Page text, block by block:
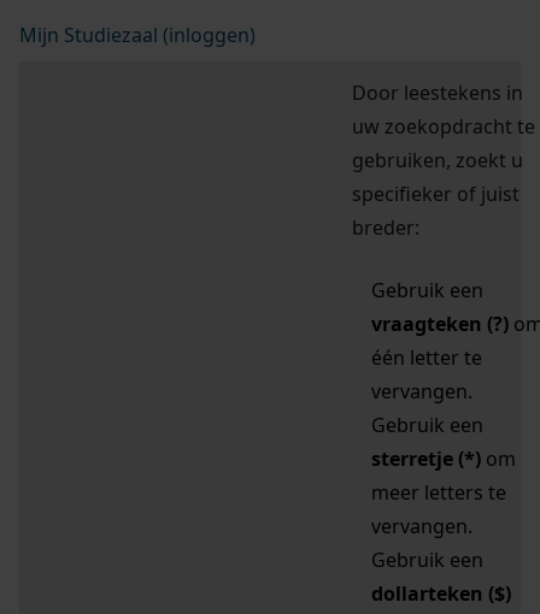
Mijn Studiezaal (inloggen)
Door leestekens in
uw zoekopdracht te
gebruiken, zoekt u
specifieker of juist
breder:
Gebruik een
vraagteken (?)
één letter te
vervangen.
Gebruik een
sterretje (*) om
meer letters te
vervangen.
Gebruik een
dollarteken ($)